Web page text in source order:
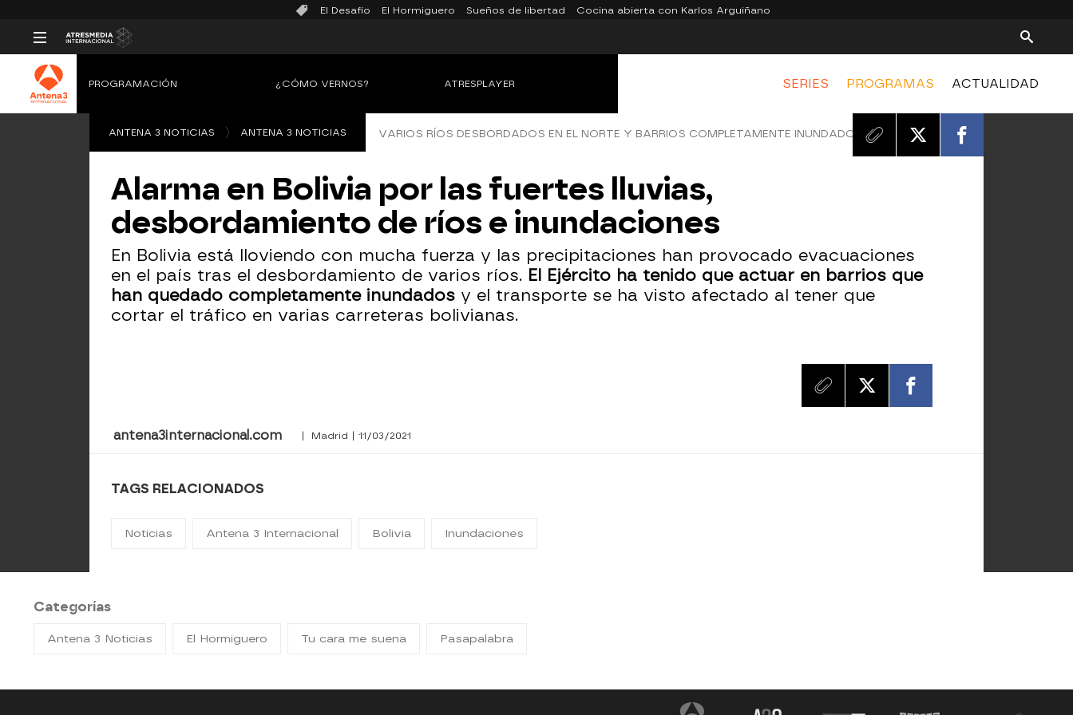
El Desafío El Hormiguero Sueños de libertad Cocina abierta con Karlos Arguiñano
SERIES PROGRAMAS ACTUALIDAD
PROGRAMACIÓN ¿CÓMO VERNOS? ATRESPLAYER
ANTENA 3 NOTICIAS ANTENA 3 NOTICIAS VARIOS RÍOS DESBORDADOS EN EL NORTE Y BARRIOS COMPLETAMENTE INUNDADOS
Alarma en Bolivia por las fuertes lluvias,
desbordamiento de ríos e inundaciones
En Bolivia está lloviendo con mucha fuerza y las precipitaciones han provocado evacuaciones
en el país tras el desbordamiento de varios ríos. El Ejército ha tenido que actuar en barrios que
han quedado completamente inundados y el transporte se ha visto afectado al tener que
cortar el tráfico en varias carreteras bolivianas.
antena3internacional.com | Madrid | 11/03/2021
TAGS RELACIONADOS
Noticias Antena 3 Internacional Bolivia Inundaciones
Categorías
Antena 3 Noticias El Hormiguero Tu cara me suena Pasapalabra